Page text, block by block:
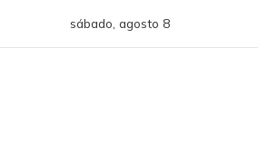
sábado, agosto 8